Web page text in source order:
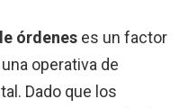
órdenes es un factor
operativa de
Dado que los